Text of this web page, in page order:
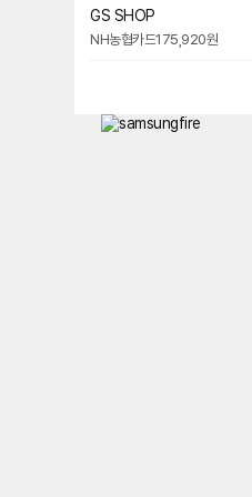
GS SHOP
NH농협카드175,920원